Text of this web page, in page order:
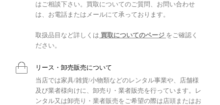
はご相談下さい。買取についてのご質問、お問い合わせ
は、お電話またはメールにて承っております。
取扱品目など詳しくは 買取についてのページ をご確認く
ださい。
リース・卸売販売について
当店では家具/雑貨/小物類などのレンタル事業や、店舗様
及び業者様向けに、卸売り・業者販売を行っています。レ
ンタル又は卸売り・業者販売をご希望の際は店頭またはお